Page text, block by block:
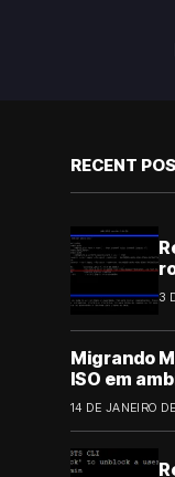
RECENT
3
Migrando
ISO em
14 DE JANEIRO